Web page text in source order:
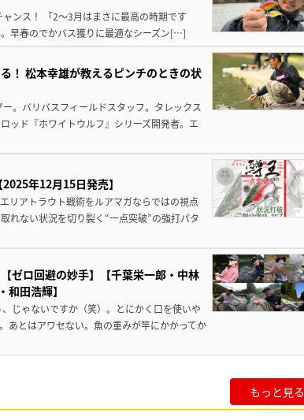
ンス！ 「2〜3月はまさに最高の時期です
早春のでかバス獲りに最適なシーズン[…]
！ 松本幸雄が教えるピンチのときの状
。バリバスフィールドスタッフ。タレックス
ッド『ホワイトウルフ』シリーズ開発者。エ
年12月15日発売】
リアトラウト戦術をルアマガならではの視点
れない状況を切り裂く“一点突破”の強打パタ
ゼロ回避の妙手】【千葉栄一郎・中林
田浩輝】
じゃないですか（笑）。とにかく口を使いや
あとはアワセない。魚の重みが竿にかかってか
もっと見る